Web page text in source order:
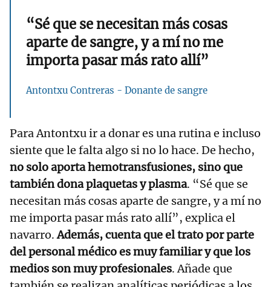
“Sé que se necesitan más cosas
aparte de sangre, y a mí no me
importa pasar más rato allí”
Antontxu Contreras - Donante de sangre
Para Antontxu ir a donar es una rutina e incluso
siente que le falta algo si no lo hace. De hecho,
no solo aporta hemotransfusiones, sino que
también dona plaquetas y plasma. “Sé que se
necesitan más cosas aparte de sangre, y a mí no
me importa pasar más rato allí”, explica el
navarro.Además, cuenta que el trato por parte
del personal médico es muy familiar y que los
medios son muy profesionales. Añade que